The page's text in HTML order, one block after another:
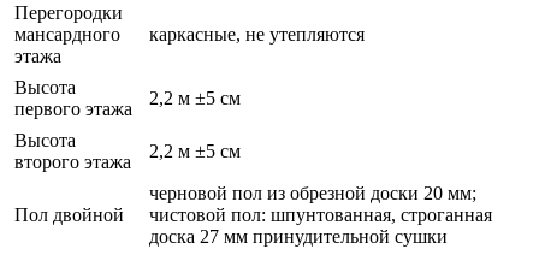
Перегородки
мансардного
этажа
каркасные, не утепляются
Высота
первого этажа
2,2 м ±5 см
Высота
второго этажа
2,2 м ±5 см
Пол двойной
черновой пол из обрезной доски 20 мм;
чистовой пол: шпунтованная, строганная
доска 27 мм принудительной сушки